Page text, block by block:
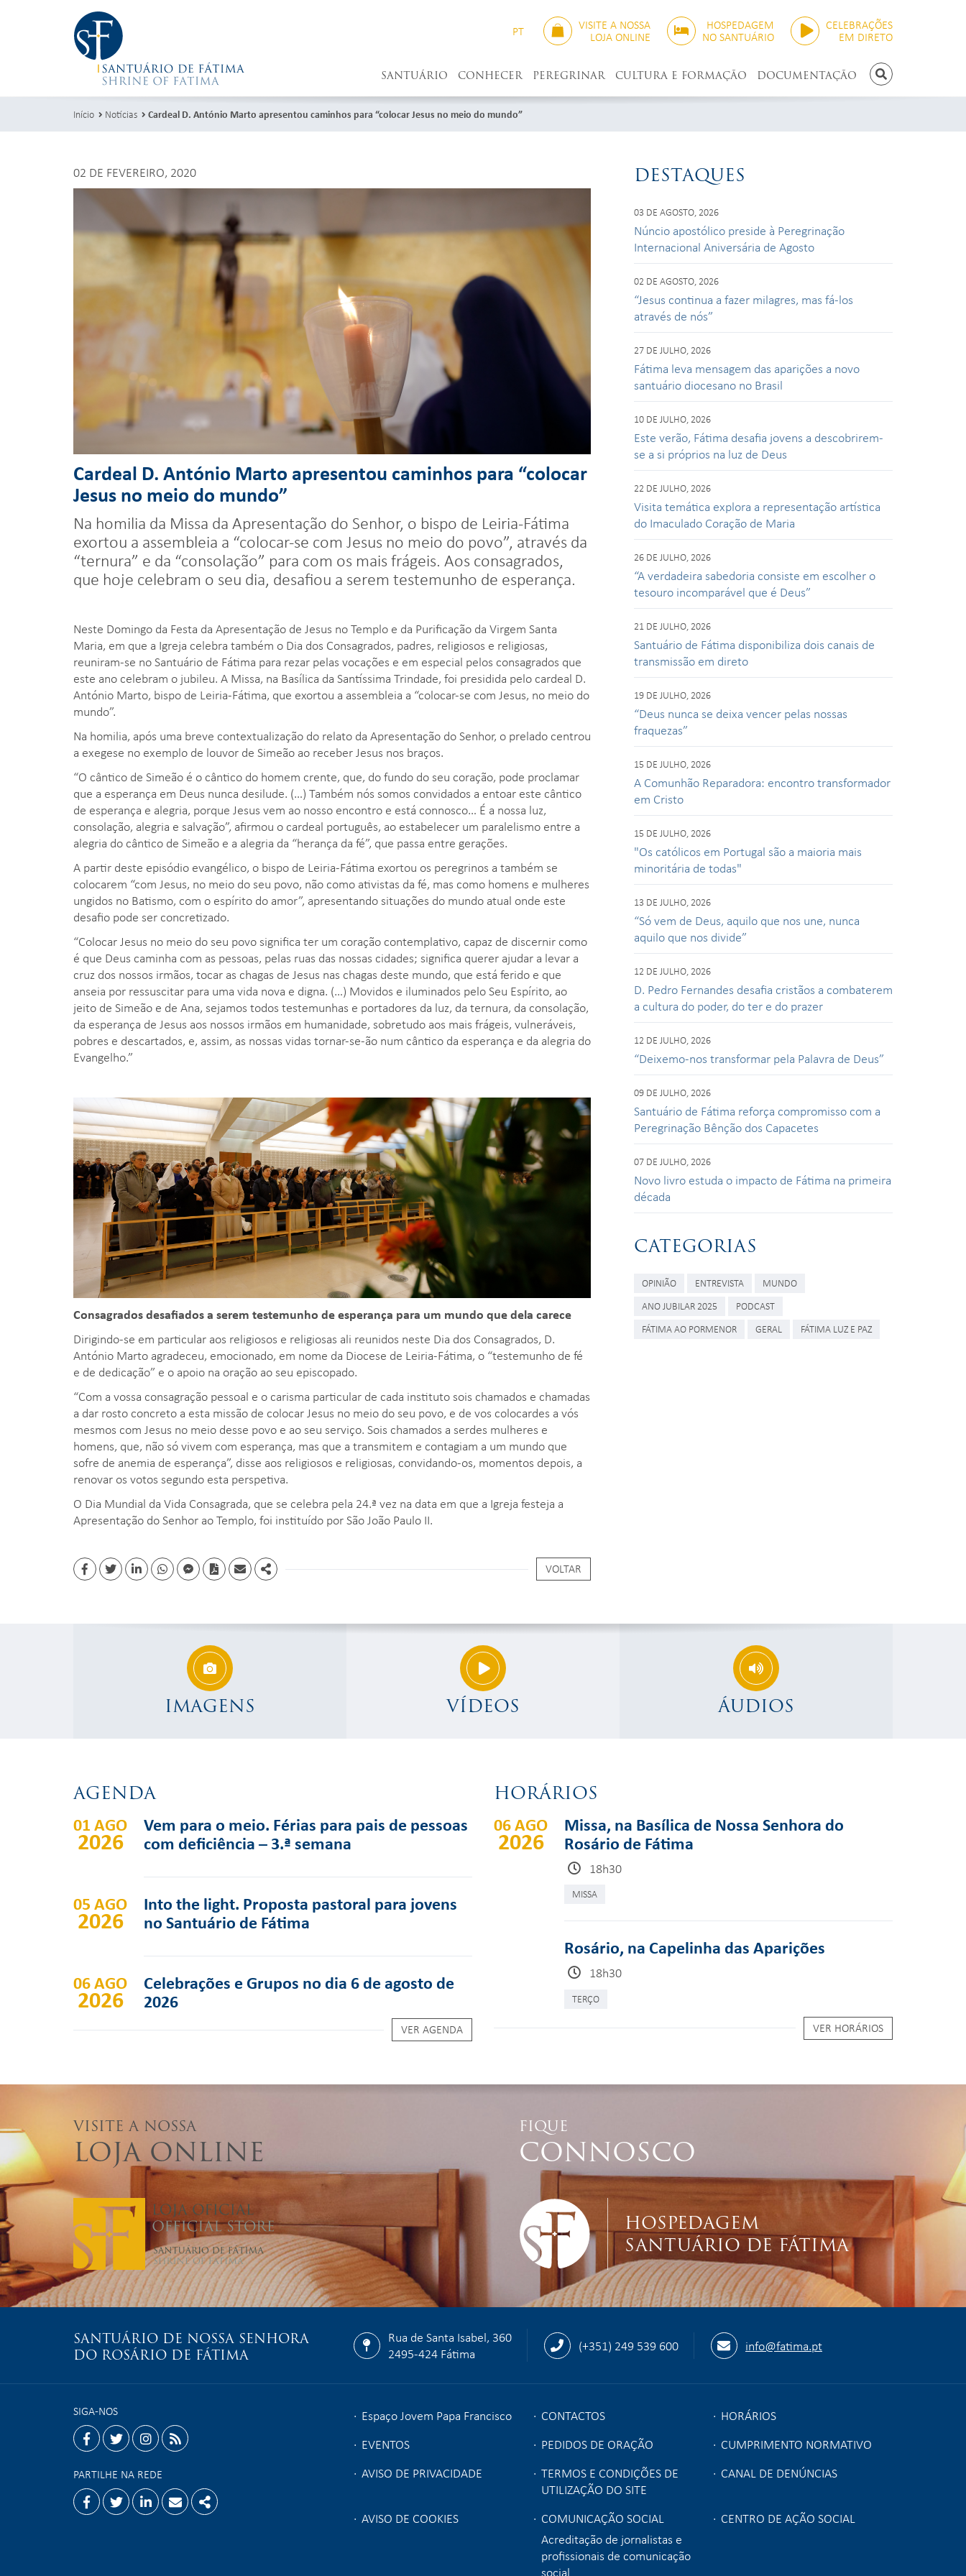
PT VISITE A NOSSA
LOJA ONLINE
HOSPEDAGEM
NO SANTUÁRIO
CELEBRAÇÕES
EM DIRETO
PESQUISAR
SANTUÁRIO CONHECER PEREGRINAR CULTURA E FORMAÇÃO DOCUMENTAÇÃO
Início Notícias Cardeal D. António Marto apresentou caminhos para “colocar Jesus no meio do mundo”
02 DE FEVEREIRO, 2020
Cardeal D. António Marto apresentou caminhos para “colocar
Jesus no meio do mundo”
Na homilia da Missa da Apresentação do Senhor, o bispo de Leiria-Fátima
exortou a assembleia a “colocar-se com Jesus no meio do povo”, através da
“ternura” e da “consolação” para com os mais frágeis. Aos consagrados,
que hoje celebram o seu dia, desafiou a serem testemunho de esperança.
Neste Domingo da Festa da Apresentação de Jesus no Templo e da Purificação da Virgem Santa
Maria, em que a Igreja celebra também o Dia dos Consagrados, padres, religiosos e religiosas,
reuniram-se no Santuário de Fátima para rezar pelas vocações e em especial pelos consagrados que
este ano celebram o jubileu. A Missa, na Basílica da Santíssima Trindade, foi presidida pelo cardeal D.
António Marto, bispo de Leiria-Fátima, que exortou a assembleia a “colocar-se com Jesus, no meio do
mundo”.
Na homilia, após uma breve contextualização do relato da Apresentação do Senhor, o prelado centrou
a exegese no exemplo de louvor de Simeão ao receber Jesus nos braços.
“O cântico de Simeão é o cântico do homem crente, que, do fundo do seu coração, pode proclamar
que a esperança em Deus nunca desilude. (…) Também nós somos convidados a entoar este cântico
de esperança e alegria, porque Jesus vem ao nosso encontro e está connosco… É a nossa luz,
consolação, alegria e salvação”, afirmou o cardeal português, ao estabelecer um paralelismo entre a
alegria do cântico de Simeão e a alegria da “herança da fé”, que passa entre gerações.
A partir deste episódio evangélico, o bispo de Leiria-Fátima exortou os peregrinos a também se
colocarem “com Jesus, no meio do seu povo, não como ativistas da fé, mas como homens e mulheres
ungidos no Batismo, com o espírito do amor”, apresentando situações do mundo atual onde este
desafio pode ser concretizado.
“Colocar Jesus no meio do seu povo significa ter um coração contemplativo, capaz de discernir como
é que Deus caminha com as pessoas, pelas ruas das nossas cidades; significa querer ajudar a levar a
cruz dos nossos irmãos, tocar as chagas de Jesus nas chagas deste mundo, que está ferido e que
anseia por ressuscitar para uma vida nova e digna. (…) Movidos e iluminados pelo Seu Espírito, ao
jeito de Simeão e de Ana, sejamos todos testemunhas e portadores da luz, da ternura, da consolação,
da esperança de Jesus aos nossos irmãos em humanidade, sobretudo aos mais frágeis, vulneráveis,
pobres e descartados, e, assim, as nossas vidas tornar-se-ão num cântico da esperança e da alegria do
Evangelho.”
Consagrados desafiados a serem testemunho de esperança para um mundo que dela carece
Dirigindo-se em particular aos religiosos e religiosas ali reunidos neste Dia dos Consagrados, D.
António Marto agradeceu, emocionado, em nome da Diocese de Leiria-Fátima, o “testemunho de fé
e de dedicação” e o apoio na oração ao seu episcopado.
“Com a vossa consagração pessoal e o carisma particular de cada instituto sois chamados e chamadas
a dar rosto concreto a esta missão de colocar Jesus no meio do seu povo, e de vos colocardes a vós
mesmos com Jesus no meio desse povo e ao seu serviço. Sois chamados a serdes mulheres e
homens, que, não só vivem com esperança, mas que a transmitem e contagiam a um mundo que
sofre de anemia de esperança”, disse aos religiosos e religiosas, convidando-os, momentos depois, a
renovar os votos segundo esta perspetiva.
O Dia Mundial da Vida Consagrada, que se celebra pela 24.ª vez na data em que a Igreja festeja a
Apresentação do Senhor ao Templo, foi instituído por São João Paulo II.
FacebookTwitterLinkedinwhatsappfacebook messenger
PDF EmailShare
VOLTAR
DESTAQUES
03 DE AGOSTO, 2026
Núncio apostólico preside à Peregrinação
Internacional Aniversária de Agosto
02 DE AGOSTO, 2026
“Jesus continua a fazer milagres, mas fá-los
através de nós”
27 DE JULHO, 2026
Fátima leva mensagem das aparições a novo
santuário diocesano no Brasil
10 DE JULHO, 2026
Este verão, Fátima desafia jovens a descobrirem-
se a si próprios na luz de Deus
22 DE JULHO, 2026
Visita temática explora a representação artística
do Imaculado Coração de Maria
26 DE JULHO, 2026
“A verdadeira sabedoria consiste em escolher o
tesouro incomparável que é Deus”
21 DE JULHO, 2026
Santuário de Fátima disponibiliza dois canais de
transmissão em direto
19 DE JULHO, 2026
“Deus nunca se deixa vencer pelas nossas
fraquezas”
15 DE JULHO, 2026
A Comunhão Reparadora: encontro transformador
em Cristo
15 DE JULHO, 2026
"Os católicos em Portugal são a maioria mais
minoritária de todas"
13 DE JULHO, 2026
“Só vem de Deus, aquilo que nos une, nunca
aquilo que nos divide”
12 DE JULHO, 2026
D. Pedro Fernandes desafia cristãos a combaterem
a cultura do poder, do ter e do prazer
12 DE JULHO, 2026
“Deixemo-nos transformar pela Palavra de Deus”
09 DE JULHO, 2026
Santuário de Fátima reforça compromisso com a
Peregrinação Bênção dos Capacetes
07 DE JULHO, 2026
Novo livro estuda o impacto de Fátima na primeira
década
CATEGORIAS
OPINIÃO ENTREVISTA
MUNDO
ANO JUBILAR 2025
PODCAST
FÁTIMA AO PORMENOR
GERAL FÁTIMA LUZ E PAZ
IMAGENS VÍDEOS ÁUDIOS
AGENDA
01 AGO
2026
Vem para o meio. Férias para pais de pessoas
com deficiência – 3.ª semana
05 AGO
2026
Into the light. Proposta pastoral para jovens
no Santuário de Fátima
06 AGO
2026
Celebrações e Grupos no dia 6 de agosto de
2026
VER AGENDA
HORÁRIOS
06 AGO
2026
Missa, na Basílica de Nossa Senhora do
Rosário de Fátima
18h30
MISSA
Rosário, na Capelinha das Aparições
18h30
TERÇO
VER HORÁRIOS
VISITE A NOSSA
LOJA ONLINE
FIQUE
CONNOSCO
HOSPEDAGEM
SANTUÁRIO DE FÁTIMA
SANTUÁRIO DE NOSSA SENHORA
DO ROSÁRIO DE FÁTIMA
Rua de Santa Isabel, 360
2495-424 Fátima
(+351) 249 539 600 info@fatima.pt
Espaço Jovem Papa Francisco CONTACTOS
HORÁRIOS
EVENTOS
PEDIDOS DE ORAÇÃO
CUMPRIMENTO NORMATIVO
AVISO DE PRIVACIDADE
TERMOS E CONDIÇÕES DE
UTILIZAÇÃO DO SITE
CANAL DE DENÚNCIAS
AVISO DE COOKIES
COMUNICAÇÃO SOCIAL
Acreditação de jornalistas e
profissionais de comunicação
social
CENTRO DE AÇÃO SOCIAL
SIGA-NOS
facebooktwitterinstagram
rss
PARTILHE NA REDE
FacebookTwitterLinkedinEmailShare